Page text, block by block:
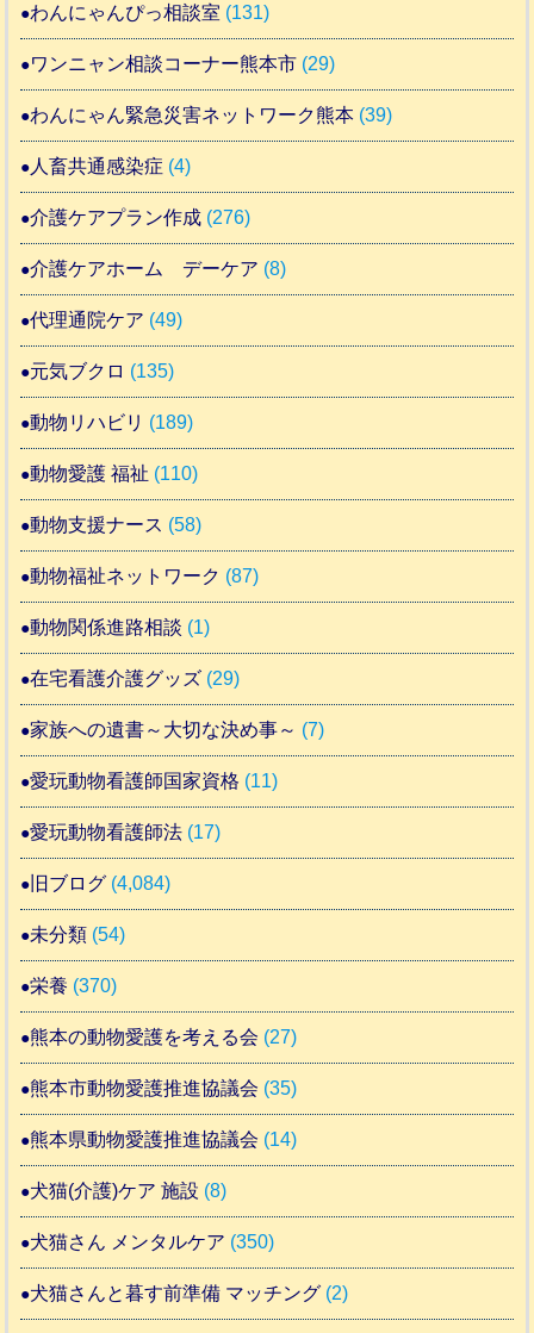
わんにゃんぴっ相談室 (131)
ワンニャン相談コーナー熊本市 (29)
わんにゃん緊急災害ネットワーク熊本 (39)
人畜共通感染症 (4)
介護ケアプラン作成 (276)
介護ケアホーム デーケア (8)
代理通院ケア (49)
元気ブクロ (135)
動物リハビリ (189)
動物愛護 福祉 (110)
動物支援ナース (58)
動物福祉ネットワーク (87)
動物関係進路相談 (1)
在宅看護介護グッズ (29)
家族への遺書～大切な決め事～ (7)
愛玩動物看護師国家資格 (11)
愛玩動物看護師法 (17)
旧ブログ (4,084)
未分類 (54)
栄養 (370)
熊本の動物愛護を考える会 (27)
熊本市動物愛護推進協議会 (35)
熊本県動物愛護推進協議会 (14)
犬猫(介護)ケア 施設 (8)
犬猫さん メンタルケア (350)
犬猫さんと暮す前準備 マッチング (2)